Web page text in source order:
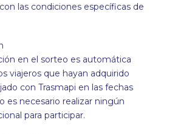
las condiciones específicas de
en el sorteo es automática
viajeros que hayan adquirido
con Trasmapi en las fechas
es necesario realizar ningún
para participar.